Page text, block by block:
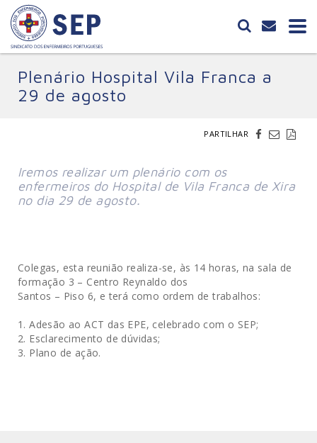
Plenário Hospital Vila Franca a
29 de agosto
PARTILHAR
Iremos realizar um plenário com os
enfermeiros do Hospital de Vila Franca de Xira
no dia 29 de agosto.
Colegas, esta reunião realiza-se, às 14 horas, na sala de
formação 3 – Centro Reynaldo dos
Santos – Piso 6, e terá como ordem de trabalhos:
1. Adesão ao ACT das EPE, celebrado com o SEP;
2. Esclarecimento de dúvidas;
3. Plano de ação.